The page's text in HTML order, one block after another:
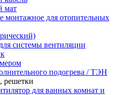
мат
монтажное для отопительных
системы вентиляции
подогрева / ТЭН
решетки
для ванных комнат и